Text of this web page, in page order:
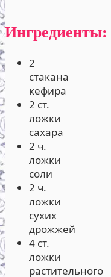
Ингредиенты:
2
стакана
кефира
2 ст.
ложки
сахара
2 ч.
ложки
соли
2 ч.
ложки
сухих
дрожжей
4 ст.
ложки
растительного